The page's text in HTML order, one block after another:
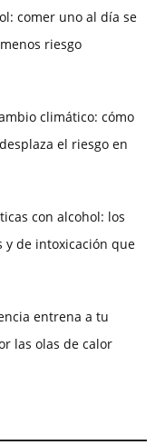
comer uno al día se
riesgo
climático: cómo
el riesgo en
con alcohol: los
y de intoxicación que
entrena a tu
las olas de calor